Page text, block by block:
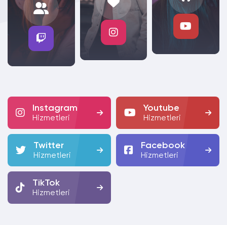
Instagram
Hizmetleri
Youtube
Hizmetleri
Twitter
Hizmetleri
Facebook
Hizmetleri
TikTok
Hizmetleri